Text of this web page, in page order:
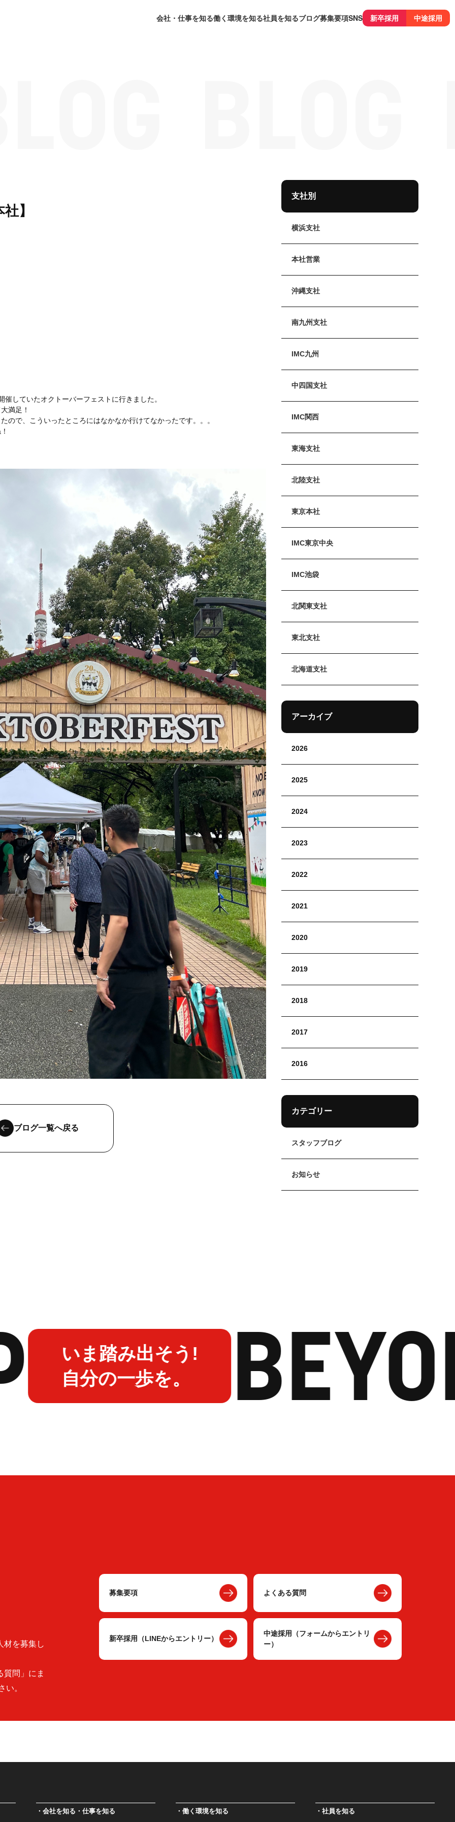
会社・仕事を知る働く環境を知る社員を知るブログ募集要項SNS 新卒採用 中途採用
】
していたオクトーバーフェストに行きました。
満足！
ので、こういったところにはなかなか行けてなかったです。。。
ブログ一覧へ戻る
支社別
横浜支社
本社営業
沖縄支社
南九州支社
IMC九州
中四国支社
IMC関西
東海支社
北陸支社
東京本社
IMC東京中央
IMC池袋
北関東支社
東北支社
北海道支社
アーカイブ
2026
2025
2024
2023
2022
2021
2020
2019
2018
2017
2016
カテゴリー
スタッフブログ
お知らせ
いま踏み出そう!
自分の一歩を。
材を募集し
質問」にま
い。
募集要項 よくある質問
新卒採用（LINEからエントリー）
中途採用（フォームからエントリ
ー）
会社を知る・仕事を知る 働く環境を知る 社員を知る